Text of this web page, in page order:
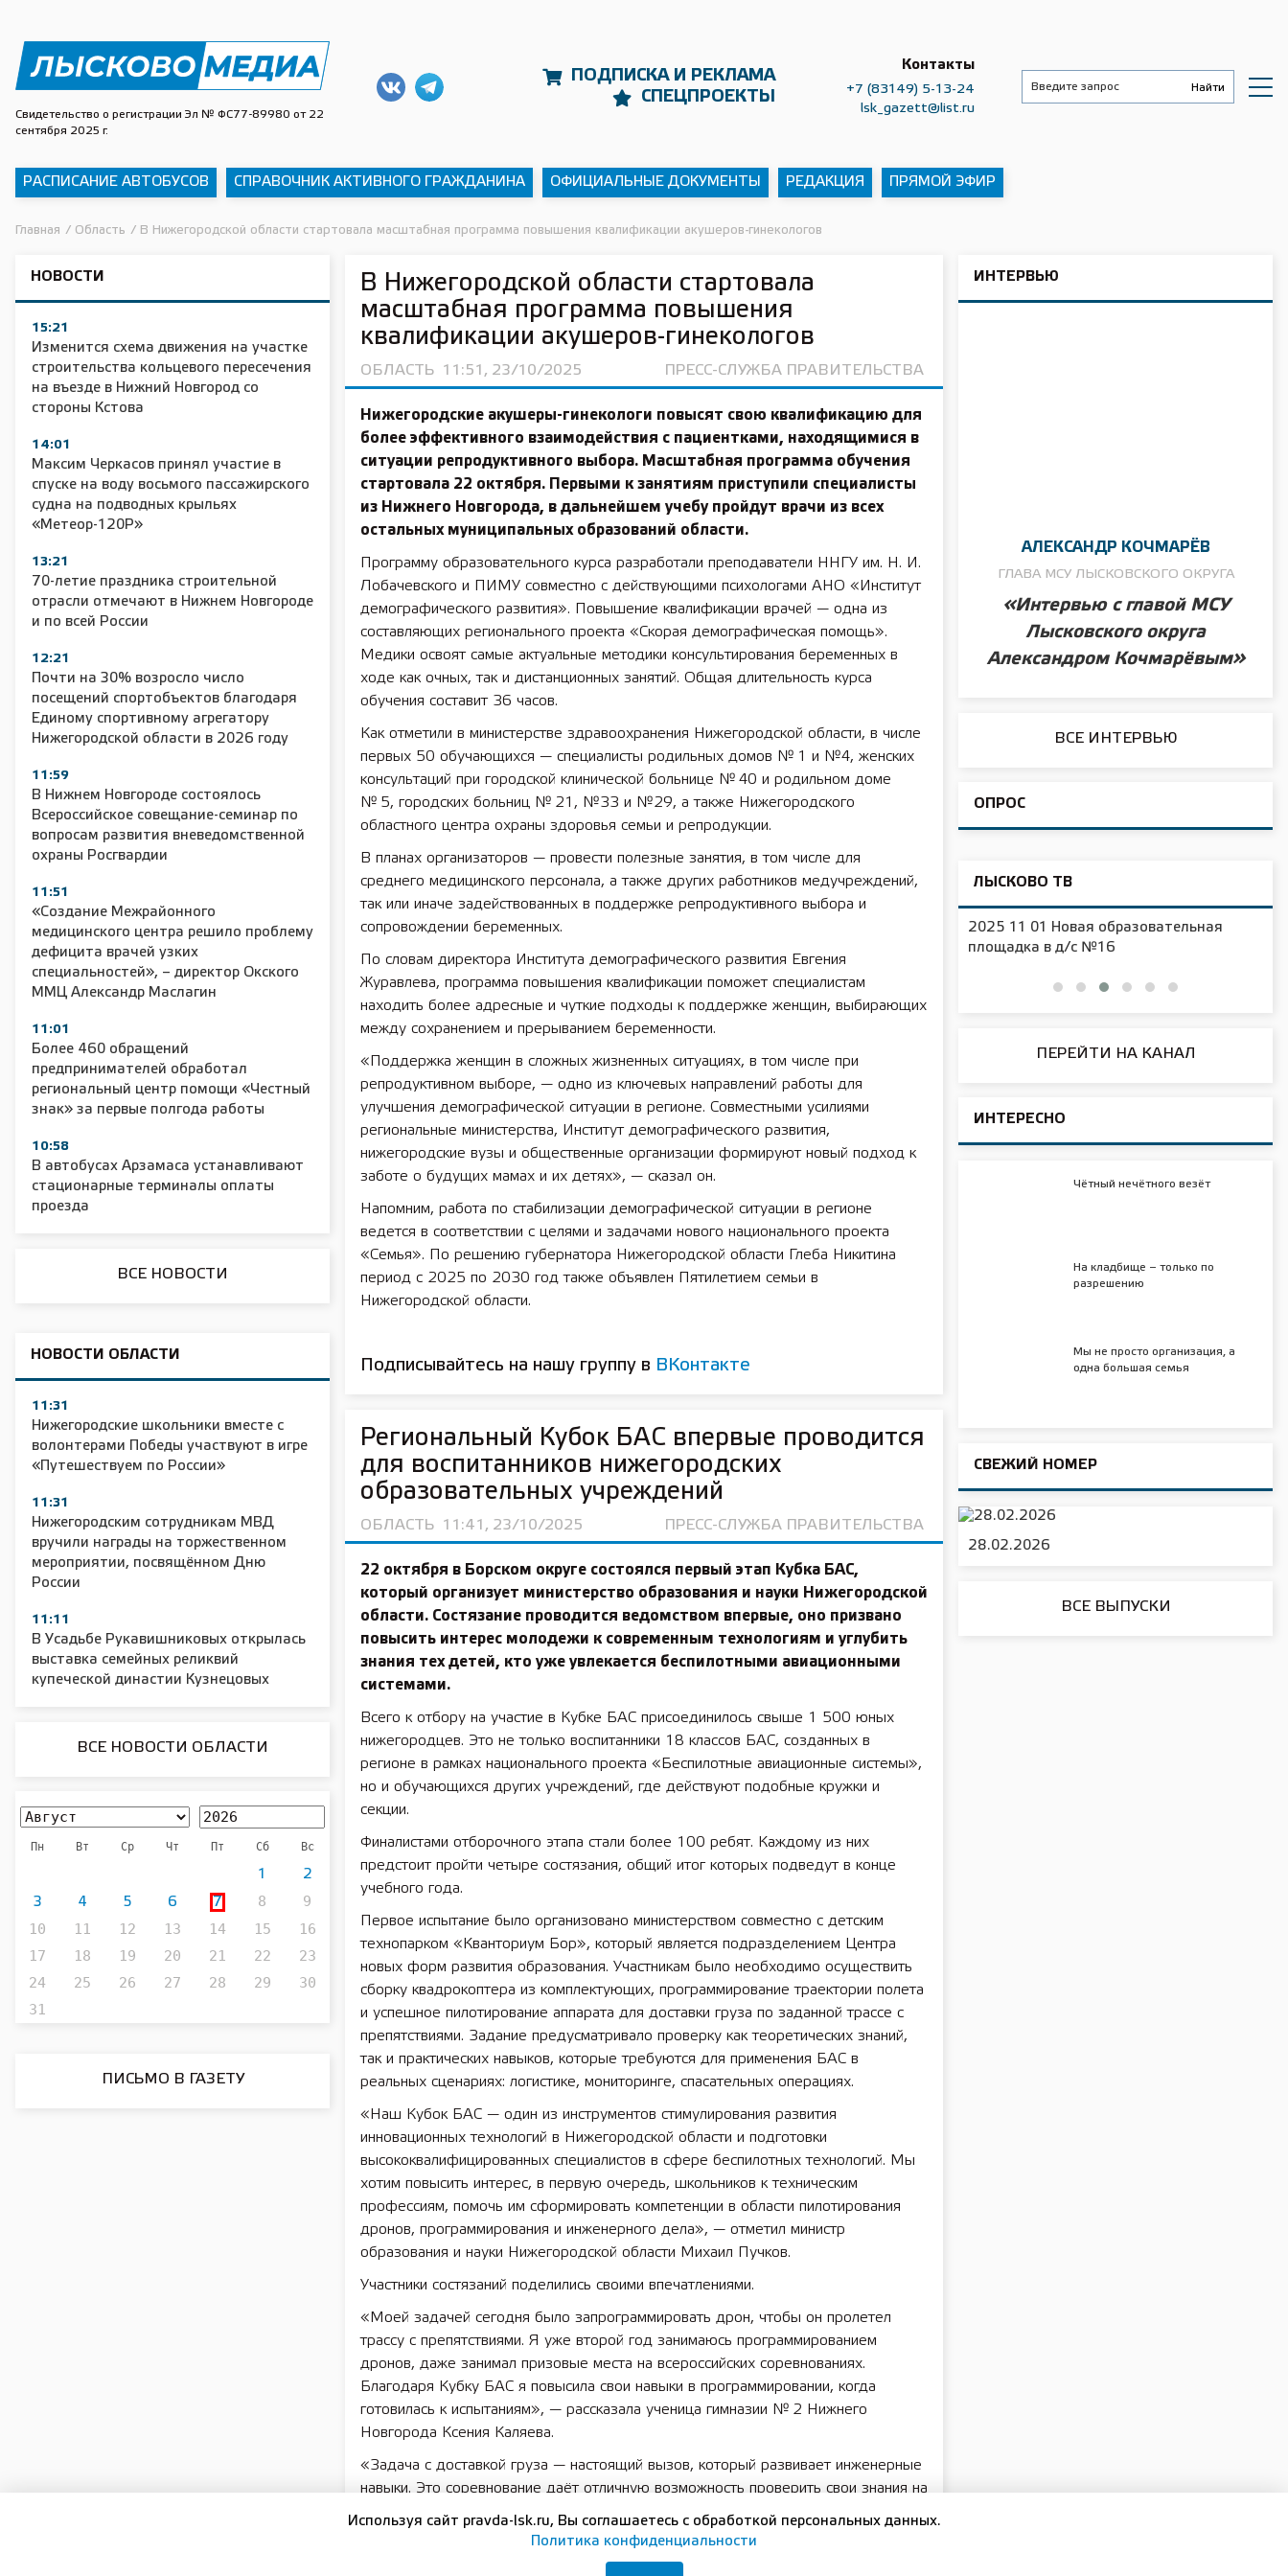
Свидетельство о регистрации Эл № ФС77-89980 от 22
сентября 2025 г.
ПОДПИСКА И РЕКЛАМА
СПЕЦПРОЕКТЫ
Контакты
+7 (83149) 5-13-24
lsk_gazett@list.ru
РАСПИСАНИЕ АВТОБУСОВ СПРАВОЧНИК АКТИВНОГО ГРАЖДАНИНА ОФИЦИАЛЬНЫЕ ДОКУМЕНТЫ РЕДАКЦИЯ ПРЯМОЙ ЭФИР
Главная / Область / В Нижегородской области стартовала масштабная программа повышения квалификации акушеров-гинекологов
НОВОСТИ
15:21
Изменится схема движения на участке
строительства кольцевого пересечения
на въезде в Нижний Новгород со
стороны Кстова
14:01
Максим Черкасов принял участие в
спуске на воду восьмого пассажирского
судна на подводных крыльях
«Метеор-120Р»
13:21
70-летие праздника строительной
отрасли отмечают в Нижнем Новгороде
и по всей России
12:21
Почти на 30% возросло число
посещений спортобъектов благодаря
Единому спортивному агрегатору
Нижегородской области в 2026 году
11:59
В Нижнем Новгороде состоялось
Всероссийское совещание-семинар по
вопросам развития вневедомственной
охраны Росгвардии
11:51
«Создание Межрайонного
медицинского центра решило проблему
дефицита врачей узких
специальностей», – директор Окского
ММЦ Александр Маслагин
11:01
Более 460 обращений
предпринимателей обработал
региональный центр помощи «Честный
знак» за первые полгода работы
10:58
В автобусах Арзамаса устанавливают
стационарные терминалы оплаты
проезда
ВСЕ НОВОСТИ
НОВОСТИ ОБЛАСТИ
11:31
Нижегородские школьники вместе с
волонтерами Победы участвуют в игре
«Путешествуем по России»
11:31
Нижегородским сотрудникам МВД
вручили награды на торжественном
мероприятии, посвящённом Дню
России
11:11
В Усадьбе Рукавишниковых открылась
выставка семейных реликвий
купеческой династии Кузнецовых
ВСЕ НОВОСТИ ОБЛАСТИ
Пн Вт Ср Чт Пт Сб Вс
1 2
3 4 5 6 7 8
9
10
11 12 13 14 15
16
17
18 19 20 21 22
23
24
25 26 27 28 29
30
31
ПИСЬМО В ГАЗЕТУ
В Нижегородской области стартовала
масштабная программа повышения
квалификации акушеров-гинекологов
ОБЛАСТЬ 11:51, 23/10/2025 ПРЕСС-СЛУЖБА ПРАВИТЕЛЬСТВА
Нижегородские акушеры-гинекологи повысят свою квалификацию для
более эффективного взаимодействия с пациентками, находящимися в
ситуации репродуктивного выбора. Масштабная программа обучения
стартовала 22 октября. Первыми к занятиям приступили специалисты
из Нижнего Новгорода, в дальнейшем учебу пройдут врачи из всех
остальных муниципальных образований области.
Программу образовательного курса разработали преподаватели ННГУ им. Н. И.
Лобачевского и ПИМУ совместно с действующими психологами АНО «Институт
демографического развития». Повышение квалификации врачей — одна из
составляющих регионального проекта «Скорая демографическая помощь».
Медики освоят самые актуальные методики консультирования беременных в
ходе как очных, так и дистанционных занятий. Общая длительность курса
обучения составит 36 часов.
Как отметили в министерстве здравоохранения Нижегородской области, в числе
первых 50 обучающихся — специалисты родильных домов № 1 и №4, женских
консультаций при городской клинической больнице № 40 и родильном доме
№ 5, городских больниц № 21, №33 и №29, а также Нижегородского
областного центра охраны здоровья семьи и репродукции.
В планах организаторов — провести полезные занятия, в том числе для
среднего медицинского персонала, а также других работников медучреждений,
так или иначе задействованных в поддержке репродуктивного выбора и
сопровождении беременных.
По словам директора Института демографического развития Евгения
Журавлева, программа повышения квалификации поможет специалистам
находить более адресные и чуткие подходы к поддержке женщин, выбирающих
между сохранением и прерыванием беременности.
«Поддержка женщин в сложных жизненных ситуациях, в том числе при
репродуктивном выборе, — одно из ключевых направлений работы для
улучшения демографической ситуации в регионе. Совместными усилиями
региональные министерства, Институт демографического развития,
нижегородские вузы и общественные организации формируют новый подход к
заботе о будущих мамах и их детях», — сказал он.
Напомним, работа по стабилизации демографической ситуации в регионе
ведется в соответствии с целями и задачами нового национального проекта
«Семья». По решению губернатора Нижегородской области Глеба Никитина
период с 2025 по 2030 год также объявлен Пятилетием семьи в
Нижегородской области.
Подписывайтесь на нашу группу в ВКонтакте
Региональный Кубок БАС впервые проводится
для воспитанников нижегородских
образовательных учреждений
ОБЛАСТЬ 11:41, 23/10/2025 ПРЕСС-СЛУЖБА ПРАВИТЕЛЬСТВА
22 октября в Борском округе состоялся первый этап Кубка БАС,
который организует министерство образования и науки Нижегородской
области. Состязание проводится ведомством впервые, оно призвано
повысить интерес молодежи к современным технологиям и углубить
знания тех детей, кто уже увлекается беспилотными авиационными
системами.
Всего к отбору на участие в Кубке БАС присоединилось свыше 1 500 юных
нижегородцев. Это не только воспитанники 18 классов БАС, созданных в
регионе в рамках национального проекта «Беспилотные авиационные системы»,
но и обучающихся других учреждений, где действуют подобные кружки и
секции.
Финалистами отборочного этапа стали более 100 ребят. Каждому из них
предстоит пройти четыре состязания, общий итог которых подведут в конце
учебного года.
Первое испытание было организовано министерством совместно с детским
технопарком «Кванториум Бор», который является подразделением Центра
новых форм развития образования. Участникам было необходимо осуществить
сборку квадрокоптера из комплектующих, программирование траектории полета
и успешное пилотирование аппарата для доставки груза по заданной трассе с
препятствиями. Задание предусматривало проверку как теоретических знаний,
так и практических навыков, которые требуются для применения БАС в
реальных сценариях: логистике, мониторинге, спасательных операциях.
«Наш Кубок БАС — один из инструментов стимулирования развития
инновационных технологий в Нижегородской области и подготовки
высококвалифицированных специалистов в сфере беспилотных технологий. Мы
хотим повысить интерес, в первую очередь, школьников к техническим
профессиям, помочь им сформировать компетенции в области пилотирования
дронов, программирования и инженерного дела», — отметил министр
образования и науки Нижегородской области Михаил Пучков.
Участники состязаний поделились своими впечатлениями.
«Моей задачей сегодня было запрограммировать дрон, чтобы он пролетел
трассу с препятствиями. Я уже второй год занимаюсь программированием
дронов, даже занимал призовые места на всероссийских соревнованиях.
Благодаря Кубку БАС я повысила свои навыки в программировании, когда
готовилась к испытаниям», — рассказала ученица гимназии № 2 Нижнего
Новгорода Ксения Каляева.
«Задача с доставкой груза — настоящий вызов, который развивает инженерные
навыки. Это соревнование даёт отличную возможность проверить свои знания на
практике. Организация — на высшем уровне, мне очень нравится!» — отметил
ученик средней школы № 2 р. п. Тумботино Вадим Тютин.
«Трасса интересная, я уверен в себе на 100 процентов. Считаю, что буду
ИНТЕРВЬЮ
АЛЕКСАНДР КОЧМАРЁВ
ГЛАВА МСУ ЛЫСКОВСКОГО ОКРУГА
«Интервью с главой МСУ
Лысковского округа
Александром Кочмарёвым»
ВСЕ ИНТЕРВЬЮ
ОПРОС
ЛЫСКОВО ТВ
11 01 Сельское хозяйство 2025 2025 11 01 55 лет СОШ №2
2025 11 01 Новая образовательная
площадка в д/с №16
ПЕРЕЙТИ НА КАНАЛ
ИНТЕРЕСНО
Чётный нечётного везёт
На кладбище – только по
разрешению
Мы не просто организация, а
одна большая семья
СВЕЖИЙ НОМЕР
28.02.2026
ВСЕ ВЫПУСКИ
Используя сайт pravda-lsk.ru, Вы соглашаетесь с обработкой персональных данных.
Политика конфиденциальности